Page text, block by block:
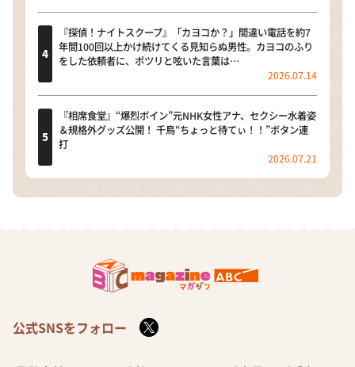
『探偵！ナイトスクープ』「カヨコか？」間違い電話を約7
年間100回以上かけ続けてくる見知らぬ男性。カヨコのふり
をした依頼者に、ポツリと呟いた言葉は…
2026.07.14
『相席食堂』“爆烈ボイン”元NHK女性アナ、セクシー水着姿
＆規格外グッズ公開！ 千鳥“ちょっと待てぃ！！”ボタン連
打
2026.07.21
公式SNSをフォロー